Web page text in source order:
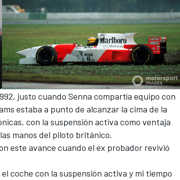
justo cuando Senna compartía equipo con
estaba a punto de alcanzar la cima de la
con la suspensión activa como ventaja
manos del piloto británico.
este avance cuando el ex probador revivió
coche con la suspensión activa y mi tiempo